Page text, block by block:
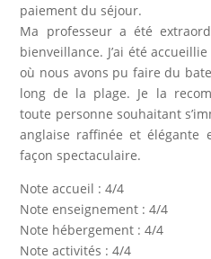
paiement du séjour.
Ma professeur a été
bienveillance. J’ai été
où nous avons pu faire du
long de la plage. Je la
toute personne souhaitant
anglaise raffinée et élégante
façon spectaculaire.
Note accueil : 4/4
Note enseignement : 4/4
Note hébergement : 4/4
Note activités : 4/4